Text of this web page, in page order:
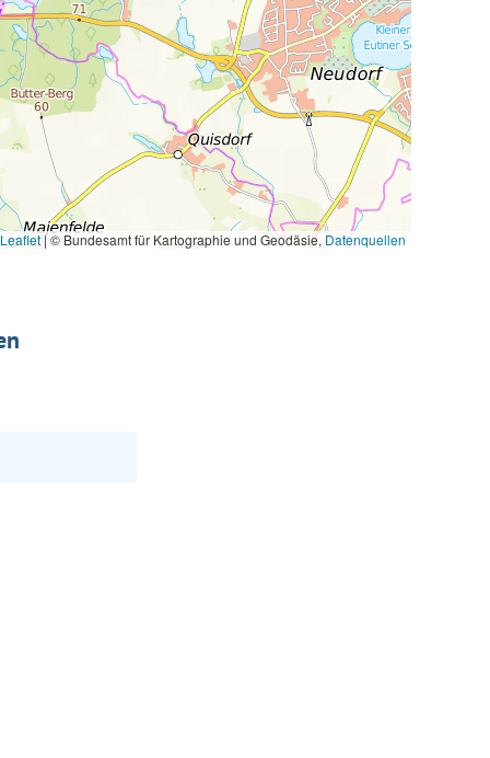
|© Bundesamt für Kartographie und Geodäsie,Datenquellen